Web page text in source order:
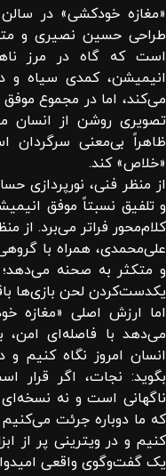
«مغازه خودکشی» در
طراحی حسین نصیری و
است که گاه در مرز
انیمیشن، کمدی سیاه و
می‌کند، اما در مجموع
تصویری روشن از انسان
ظاهراً بی‌معنی
«خلاص» کند.
از منظر فنی، نورپردازی
و تلفیق نسبتاً موفق
کلام‌محور فراتر می‌برد. از
علی‌محمدی، همراه با
و متکثر به صحنه
یکدست‌کردن لحن بازی‌ها
اما ارزش اصلی «مغازه
می‌دهد با فاصله‌ای امن،
انسان امروز نگاه کنیم
بگوید: نجات، اگر قرار
ناگهانی است و نه
که ما دوباره جرئت
کنیم و در ویترینی پر از
یک گفت‌وگوی واقعی